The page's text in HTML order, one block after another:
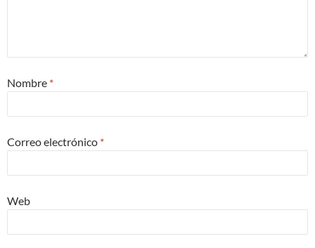
Nombre *
Correo electrónico *
Web